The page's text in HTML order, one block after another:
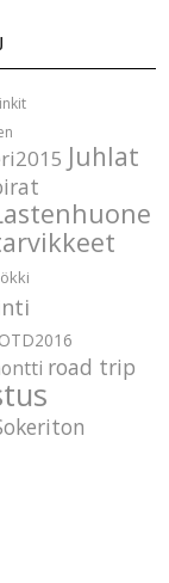
Juhlat
road trip